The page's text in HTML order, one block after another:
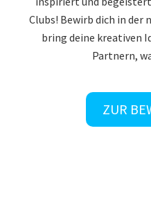
Clubs! Bewirb dich in der
bring deine kreativen
Partnern,
ZUR